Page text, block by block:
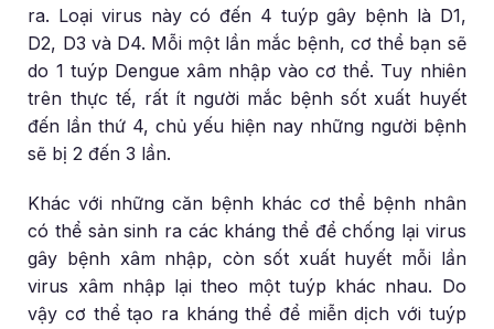
ra. Loại virus này có đến 4 tuýp gây bệnh là D1,
D2, D3 và D4. Mỗi một lần mắc bệnh, cơ thể bạn sẽ
do 1 tuýp Dengue xâm nhập vào cơ thể. Tuy nhiên
trên thực tế, rất ít người mắc bệnh sốt xuất huyết
đến lần thứ 4, chủ yếu hiện nay những người bệnh
sẽ bị 2 đến 3 lần.
Khác với những căn bệnh khác cơ thể bệnh nhân
có thể sản sinh ra các kháng thể để chống lại virus
gây bệnh xâm nhập, còn sốt xuất huyết mỗi lần
virus xâm nhập lại theo một tuýp khác nhau. Do
vậy cơ thể tạo ra kháng thể để miễn dịch với tuýp